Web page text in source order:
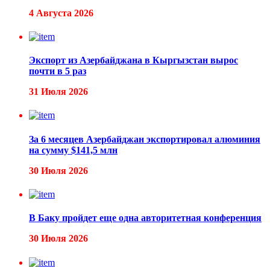
4 Августа 2026
Экспорт из Азербайджана в Кыргызстан вырос
почти в 5 раз
31 Июля 2026
За 6 месяцев Азербайджан экспортировал алюминия
на сумму $141,5 млн
30 Июля 2026
В Баку пройдет еще одна авторитетная конференция
30 Июля 2026